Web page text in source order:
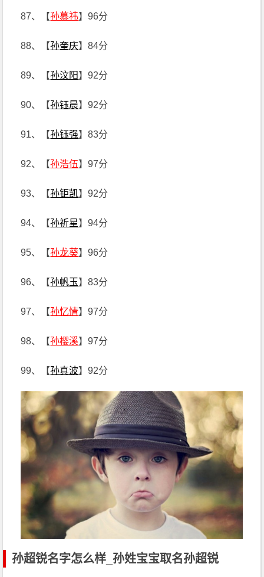
87、【孙慕祎】96分
88、【孙奎庆】84分
89、【孙汶阳】92分
90、【孙钰晨】92分
91、【孙钰强】83分
92、【孙浩伍】97分
93、【孙钜凯】92分
94、【孙祈星】94分
95、【孙龙葵】96分
96、【孙帆玉】83分
97、【孙忆情】97分
98、【孙樱溪】97分
99、【孙真波】92分
孙超锐名字怎么样_孙姓宝宝取名孙超锐